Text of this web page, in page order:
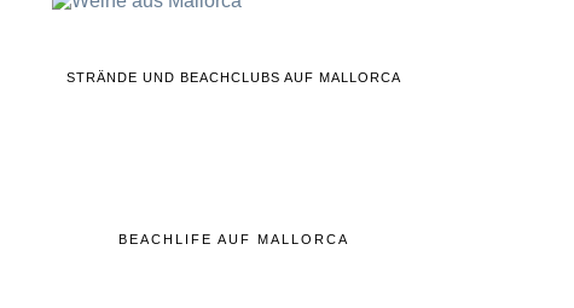
STRÄNDE UND BEACHCLUBS AUF MALLORCA
BEACHLIFE AUF MALLORCA